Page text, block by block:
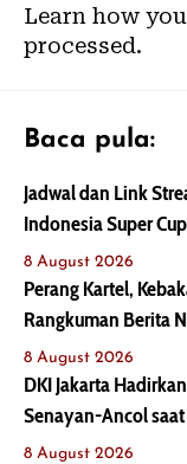
Learn how
processed.
Baca pula:
Jadwal dan Link
Indonesia Super
8 August 2026
Perang Kartel,
Rangkuman Berita
8 August 2026
DKI Jakarta
Senayan-Ancol saat
8 August 2026